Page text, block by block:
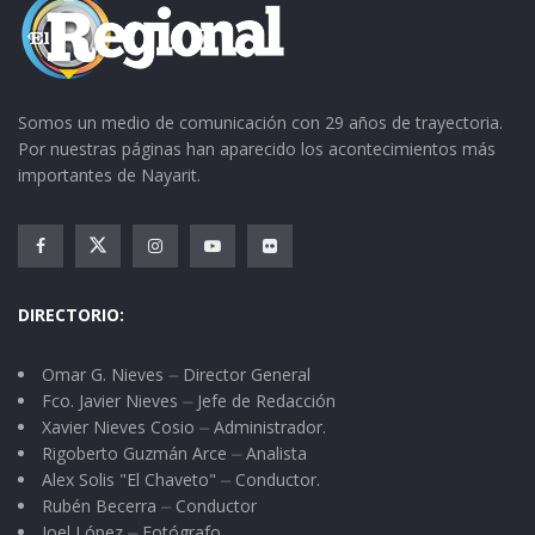
régimen de explotación.
Y cuando hablan de inseguridad pública,
problemas ecológicos y carencias educativas los
neoliberales creen que se tratan de fenómenos
concatenamos las causas y efectos con el
“loquitos”.
En el auditorio que hoy lleva su nombre, en el
Centro Universitario de Ciencias Sociales y
Humanidades de la UdeG, Salvador Allende
expresó:
Somos un medio de comunicación con 29 años de trayectoria.
Por nuestras páginas han aparecido los acontecimientos más
importantes de Nayarit.
DIRECTORIO:
Omar G. Nieves ⏤ Director General
Fco. Javier Nieves ⏤ Jefe de Redacción
Xavier Nieves Cosio ⏤ Administrador.
Rigoberto Guzmán Arce ⏤ Analista
Alex Solis "El Chaveto" ⏤ Conductor.
Rubén Becerra ⏤ Conductor